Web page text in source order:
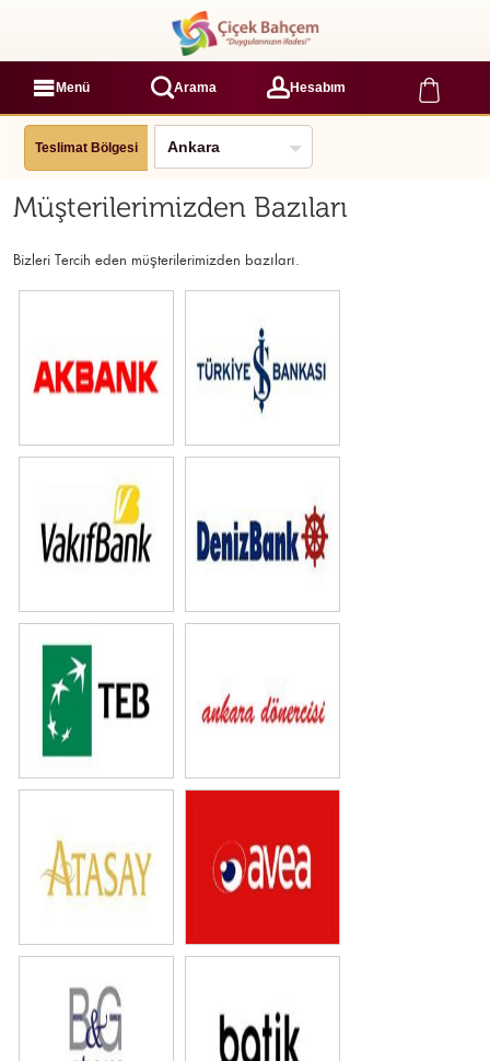
Menü Arama Hesabım
Teslimat Bölgesi
Müşterilerimizden Bazıları
Bizleri Tercih eden müşterilerimizden bazıları.